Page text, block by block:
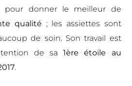
pour donner le meilleur de
qualité ; les assiettes sont
de soin. Son travail est
de sa1ère étoile au
.